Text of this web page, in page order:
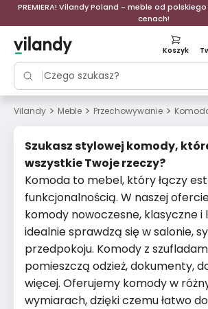
PREMIERA! Vilandy Poland - meble od
cenach!
Koszyk
Vilandy > Meble > Przechowywanie >
Szukasz stylowej komody,
wszystkie Twoje rzeczy?
Komoda to mebel, który łączy
funkcjonalnością. W naszej
komody nowoczesne, klasyczne
idealnie sprawdzą się w salonie,
przedpokoju. Komody z
pomieszczą odzież, dokumenty,
więcej. Oferujemy komody w
wymiarach, dzięki czemu łatwo